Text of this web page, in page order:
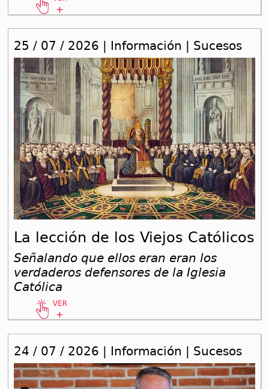
25 / 07 / 2026 | Información | Sucesos
La lección de los Viejos Católicos
Señalando que ellos eran eran los
verdaderos defensores de la Iglesia
Católica
24 / 07 / 2026 | Información | Sucesos